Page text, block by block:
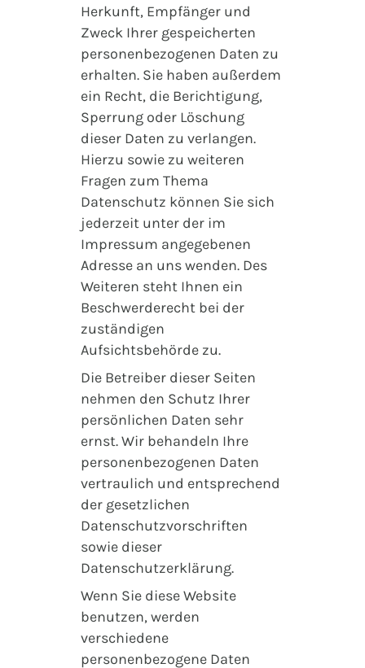
Herkunft, Empfänger und
Zweck Ihrer gespeicherten
personenbezogenen Daten zu
erhalten. Sie haben außerdem
ein Recht, die Berichtigung,
Sperrung oder Löschung
dieser Daten zu verlangen.
Hierzu sowie zu weiteren
Fragen zum Thema
Datenschutz können Sie sich
jederzeit unter der im
Impressum angegebenen
Adresse an uns wenden. Des
Weiteren steht Ihnen ein
Beschwerderecht bei der
zuständigen
Aufsichtsbehörde zu.
Die Betreiber dieser Seiten
nehmen den Schutz Ihrer
persönlichen Daten sehr
ernst. Wir behandeln Ihre
personenbezogenen Daten
vertraulich und entsprechend
der gesetzlichen
Datenschutzvorschriften
sowie dieser
Datenschutzerklärung.
Wenn Sie diese Website
benutzen, werden
verschiedene
personenbezogene Daten